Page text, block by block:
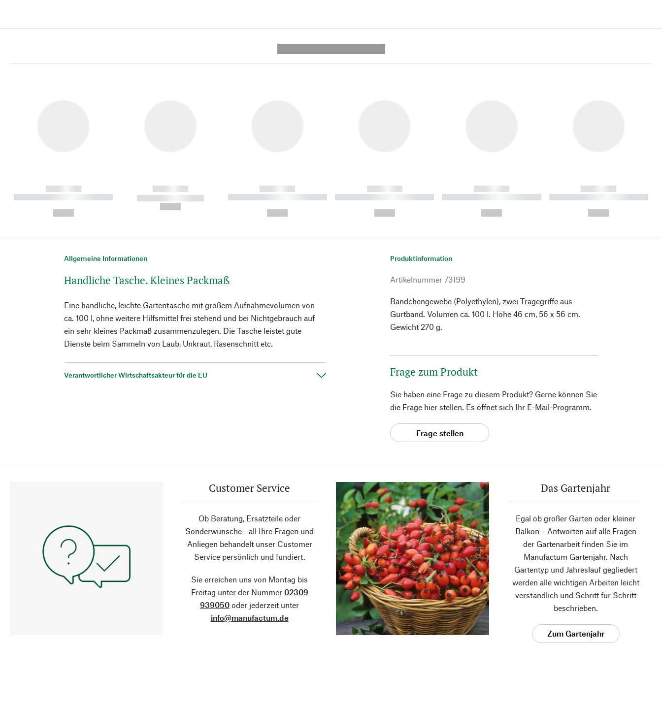
------------
----------- ----------- ----------
------------
----------- -----------
------------
----------- ----------- ----------
------------
----------- ----------- ----------
------------
----------- ----------- ----------
------------
----------- ----------- ----------
Allgemeine Informationen
Handliche Tasche. Kleines Packmaß
Eine handliche, leichte Gartentasche mit großem Aufnahmevolumen von
ca. 100 l, ohne weitere Hilfsmittel frei stehend und bei Nichtgebrauch auf
ein sehr kleines Packmaß zusammenzulegen. Die Tasche leistet gute
Dienste beim Sammeln von Laub, Unkraut, Rasenschnitt etc.
Verantwortlicher Wirtschaftsakteur für die EU
Produktinformation
Artikelnummer 73199
Bändchengewebe (Polyethylen), zwei Tragegriffe aus
Gurtband. Volumen ca. 100 l. Höhe 46 cm, 56 x 56 cm.
Gewicht 270 g.
Frage zum Produkt
Sie haben eine Frage zu diesem Produkt? Gerne können Sie
die Frage hier stellen. Es öffnet sich Ihr E-Mail-Programm.
Frage stellen
Customer Service
Ob Beratung, Ersatzteile oder
Sonderwünsche - all Ihre Fragen und
Anliegen behandelt unser Customer
Service persönlich und fundiert.
Sie erreichen uns von Montag bis
Freitag unter der Nummer 02309
939050 oder jederzeit unter
info@manufactum.de
Das Gartenjahr
Egal ob großer Garten oder kleiner
Balkon – Antworten auf alle Fragen
der Gartenarbeit finden Sie im
Manufactum Gartenjahr. Nach
Gartentyp und Jahreslauf gegliedert
werden alle wichtigen Arbeiten leicht
verständlich und Schritt für Schritt
beschrieben.
Zum Gartenjahr